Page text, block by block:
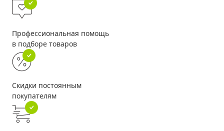
Профессиональная помощь
в подборе товаров
Скидки постоянным
покупателям